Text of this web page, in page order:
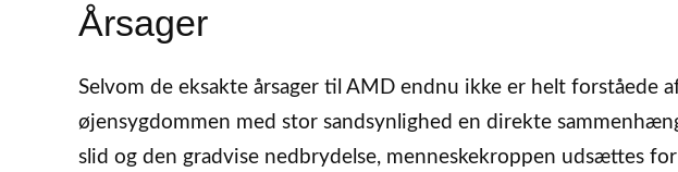
Årsager
Selvom de eksakte årsager til AMD endnu ikke er helt forståede
øjensygdommen med stor sandsynlighed en direkte
slid og den gradvise nedbrydelse, menneskekroppen udsættes